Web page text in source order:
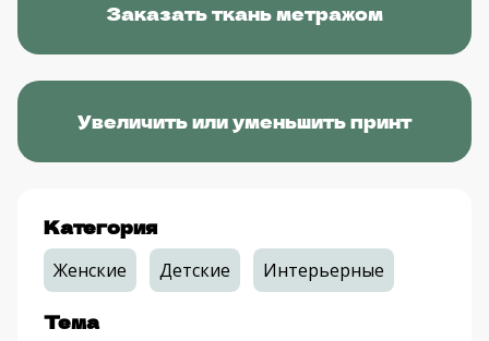
Заказать ткань метражом
Увеличить или уменьшить принт
Категория
Женские Детские Интерьерные
Тема